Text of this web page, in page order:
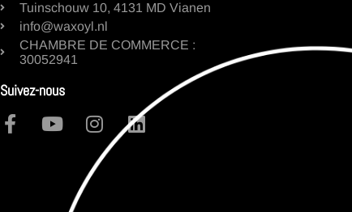
Tuinschouw 10, 4131 MD Vianen
info@waxoyl.nl
CHAMBRE DE COMMERCE :
30052941
Suivez-nous